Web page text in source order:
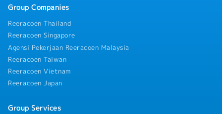
Group Companies
Reeracoen Thailand
Reeracoen Singapore
Agensi Pekerjaan Reeracoen Malaysia
Reeracoen Taiwan
Reeracoen Vietnam
Reeracoen Japan
Group Services